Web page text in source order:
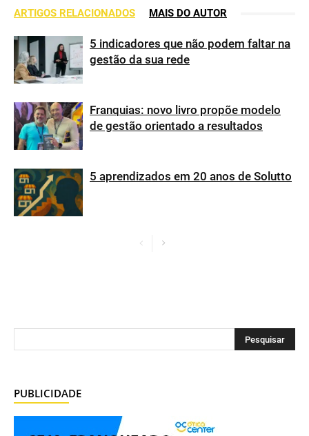
ARTIGOS RELACIONADOS MAIS DO AUTOR
5 indicadores que não podem faltar na
gestão da sua rede
Franquias: novo livro propõe modelo
de gestão orientado a resultados
5 aprendizados em 20 anos de Solutto
PUBLICIDADE